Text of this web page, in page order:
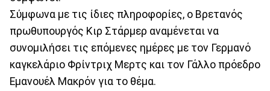
Σύμφωνα με τις ίδιες πληροφορίες, ο Βρετανός
πρωθυπουργός Κιρ Στάρμερ αναμένεται να
συνομιλήσει τις επόμενες ημέρες με τον Γερμανό
καγκελάριο Φρίντριχ Μερτς και τον Γάλλο πρόεδρο
Εμανουέλ Μακρόν για το θέμα.